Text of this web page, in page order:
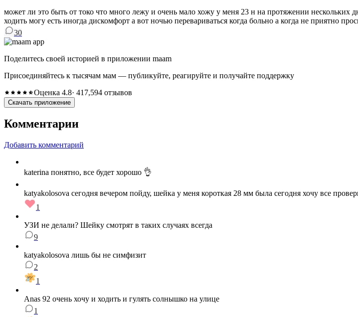
может ли это быть от токо что много лежу и очень мало хожу у меня 23 н на протяжении нескольких
ходить могу есть иногда дискомфорт а вот ночью перевариваться когда больно а когда не приятно
30
Поделитесь своей историей в приложении maam
Присоединяйтесь к тысячам мам — публикуйте, реагируйте и получайте поддержку
Оценка 4.8· 417,594 отзывов
Скачать приложение
Комментарии
Добавить комментарий
katerina понятно, все будет хорошо 👌
katyakolosova сегодня вечером пойду, шейка у меня короткая 28 мм была сегодня хочу все
1
УЗИ не делали? Шейку смотрят в таких случаях всегда
9
katyakolosova лишь бы не симфизит
2
1
Anas 92 очень хочу и ходить и гулять солнышко на улице
1